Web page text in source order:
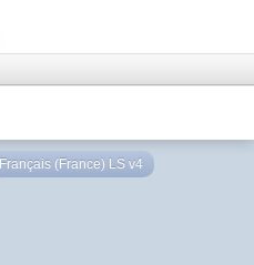
Français (France) LS v4